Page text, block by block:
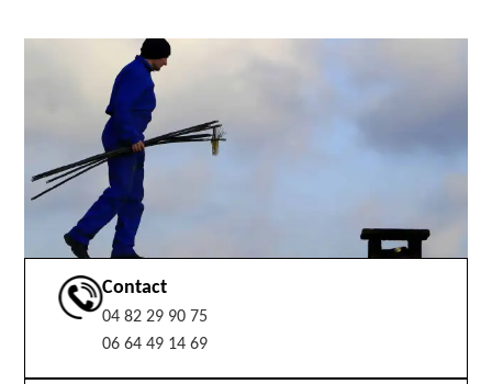
Contact
04 82 29 90 75
06 64 49 14 69